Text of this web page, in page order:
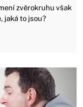
zvěrokruhu však
jaká to jsou?